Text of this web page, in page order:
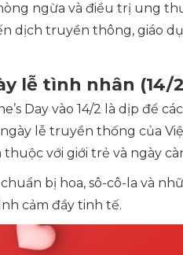
ngừa và điều trị ung
dịch truyền thông, giáo
lễ tình nhân (14/
Day vào 14/2 là dịp để
lễ truyền thống của
với giới trẻ và ngày
bị hoa, sô-cô-la và
cảm đầy tinh tế.